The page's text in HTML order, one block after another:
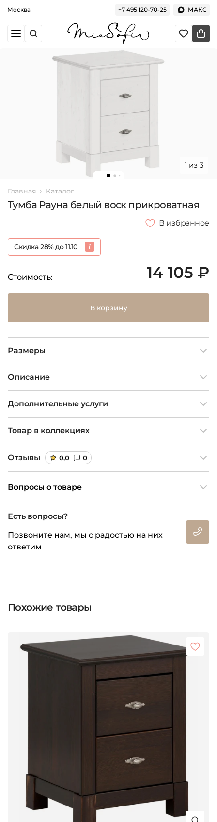
Москва +7 495 120-70-25 МАКС
1 из 3
Главная Каталог
Тумба Рауна белый воск прикроватная
В избранное
Скидка 28% до 11.10
Стоимость: 14 105 ₽
В корзину
Размеры
Описание
Дополнительные услуги
Товар в коллекциях
Отзывы 0,0 0
Вопросы о товаре
Есть вопросы?
Позвоните нам, мы с радостью на них
ответим
Похожие товары